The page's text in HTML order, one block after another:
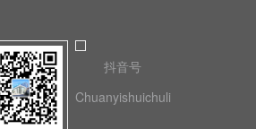
抖音号
Chuanyishuichuli